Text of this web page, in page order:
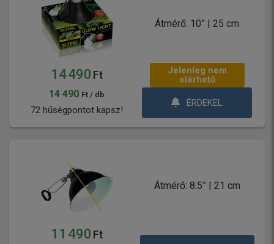
Átmérő: 10” | 25 cm
14 490 Ft
14 490 Ft / db
72 hűségpontot kapsz!
Jelenleg nem
elérhető
ÉRDEKEL
Átmérő: 8.5” | 21 cm
11 490 Ft